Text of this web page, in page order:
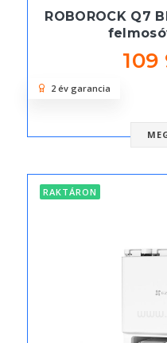
ROBOROCK Q7
109
2 év garancia
RAKTÁRON